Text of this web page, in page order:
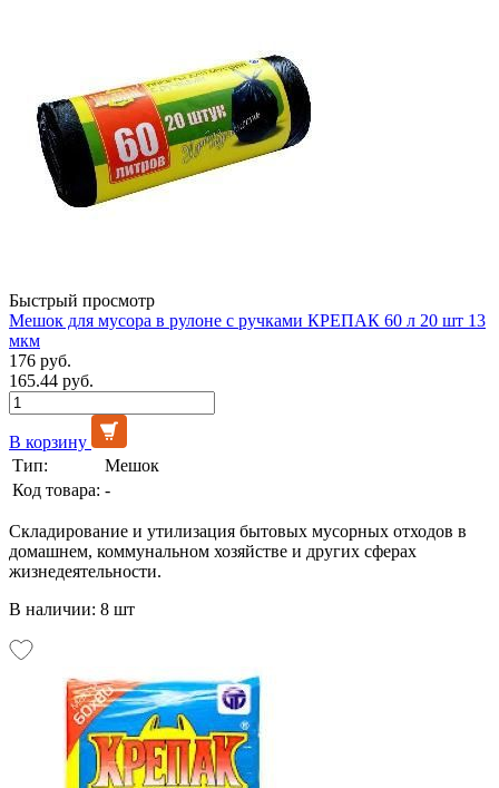
Быстрый просмотр
Мешок для мусора в рулоне с ручками КРЕПАК 60 л 20 шт 13
мкм
176 руб.
165.44 руб.
В корзину
Тип:
Мешок
Код товара: -
Складирование и утилизация бытовых мусорных отходов в
домашнем, коммунальном хозяйстве и других сферах
жизнедеятельности.
В наличии: 8 шт